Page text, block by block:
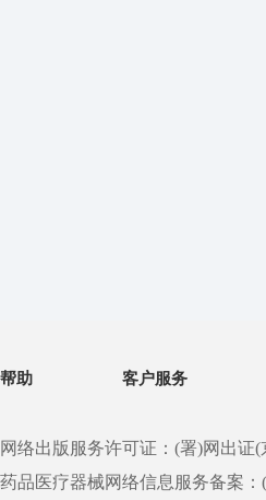
帮助 客户服务
网络出版服务许可证：(署)网出证(
药品医疗器械网络信息服务备案：